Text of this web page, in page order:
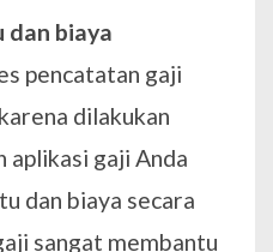
dan biaya
pencatatan gaji
dilakukan
aplikasi gaji Anda
dan biaya secara
sangat membantu